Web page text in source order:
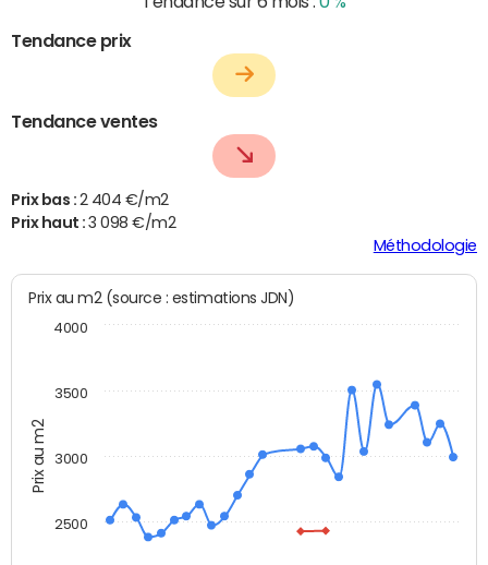
Tendance prix
Tendance ventes
Prix bas : 2 404 €/m2
Prix haut :3 098 €/m2
Méthodologie
Prix au m2
Prix au m2 (source : estimations JDN)
2500
3000
3500
4000